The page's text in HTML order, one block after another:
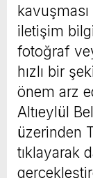
iletişim
fotoğraf
hızlı bir
önem arz
Altıeylül
üzerinden
tıklayarak